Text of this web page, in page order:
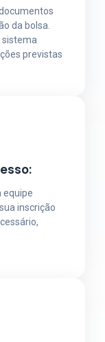
da bolsa.
sistema
previstas
equipe
inscrição